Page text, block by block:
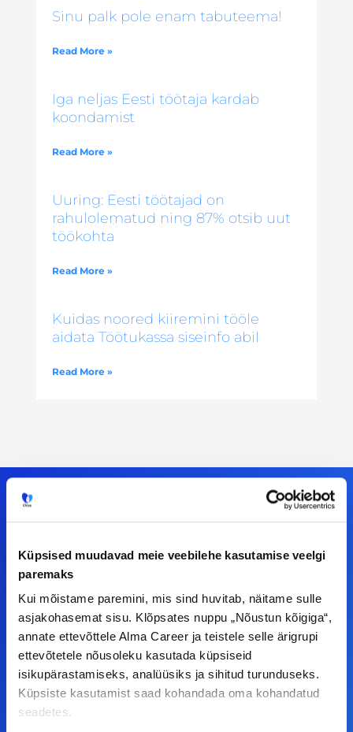
Küpsised muudavad meie veebilehe kasutamise veelgi
paremaks
Kui mõistame paremini, mis sind huvitab, näitame sulle
asjakohasemat sisu. Klõpsates nuppu „Nõustun kõigiga“,
annate ettevõttele Alma Career ja teistele selle ärigrupi
ettevõtetele nõusoleku kasutada küpsiseid
isikupärastamiseks, analüüsiks ja sihitud turunduseks.
Küpsiste kasutamist saad kohandada oma kohandatud
seadetes.
Sinu palk pole enam tabuteema!
Read More »
Iga neljas Eesti töötaja kardab
koondamist
Read More »
Uuring: Eesti töötajad on
rahulolematud ning 87% otsib uut
töökohta
Read More »
Kuidas noored kiiremini tööle
aidata Töötukassa siseinfo abil
Read More »
Tööelublogi.ee lehelt leiad kõik vajaliku, et olla
kursis tööturu uudistega. Kui sul on
ettepanekuid erinevate teemade osas või soovid
teha koostööd, siis võta meiega julgelt ühendust.
F
I
L
Y